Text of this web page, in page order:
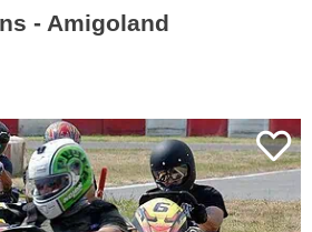
- Amigoland